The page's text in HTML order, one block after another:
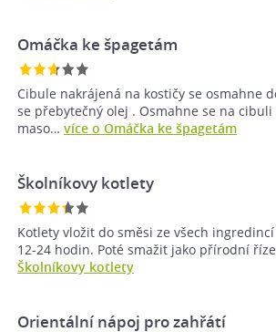
Omáčka ke špagetám
Cibule nakrájená na kostičy se osmahne
se přebytečný olej . Osmahne se na
maso… více o Omáčka ke špagetám
Školníkovy kotlety
Kotlety vložit do směsi ze všech
12-24 hodin. Poté smažit jako přírodní
Školníkovy kotlety
Orientální nápoj pro zahřátí